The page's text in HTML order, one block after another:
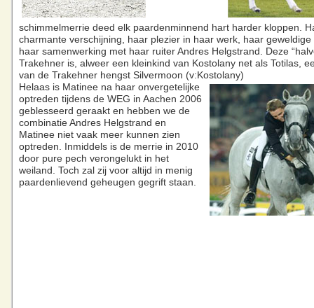
schimmelmerrie deed elk paardenminnend hart harder kloppen.
charmante verschijning, haar plezier in haar werk, haar geweldige
haar samenwerking met haar ruiter Andres Helgstrand. Deze
Trakehner is, alweer een kleinkind van Kostolany net als Totilas,
van de Trakehner hengst Silvermoon (v:Kostolany)
Helaas is Matinee na haar onvergetelijke
optreden tijdens de WEG in Aachen 2006
geblesseerd geraakt en hebben we de
combinatie Andres Helgstrand en
Matinee niet vaak meer kunnen zien
optreden. Inmiddels is de merrie in 2010
door pure pech verongelukt in het
weiland. Toch zal zij voor altijd in menig
paardenlievend geheugen gegrift staan.